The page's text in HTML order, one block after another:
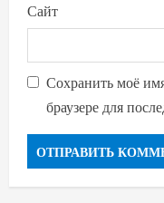
Сайт
Сохранить моё
браузере для